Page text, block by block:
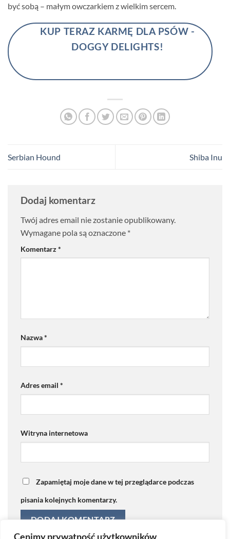
Cenimy prywatność użytkowników
być sobą – małym owczarkiem z wielkim sercem.
KUP TERAZ KARMĘ DLA PSÓW -
DOGGY DELIGHTS!
Serbian Hound Shiba Inu
Dodaj komentarz
Twój adres email nie zostanie opublikowany.
Wymagane pola są oznaczone *
Komentarz*
Nazwa*
Adres email *
Witryna internetowa
Zapamiętaj moje dane w tej przeglądarce podczas
pisania kolejnych komentarzy.